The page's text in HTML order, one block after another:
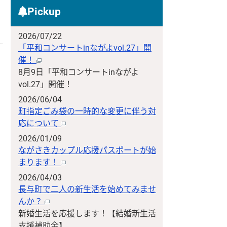
Pickup
2026/07/22
「平和コンサートinながよvol.27」開
催！
8月9日「平和コンサートinながよ
vol.27」開催！
2026/06/04
町指定ごみ袋の一時的な変更に伴う対
応について
2026/01/09
ながさきカップル応援パスポートが始
まります！
2026/04/03
長与町で二人の新生活を始めてみませ
んか？
新婚生活を応援します！【結婚新生活